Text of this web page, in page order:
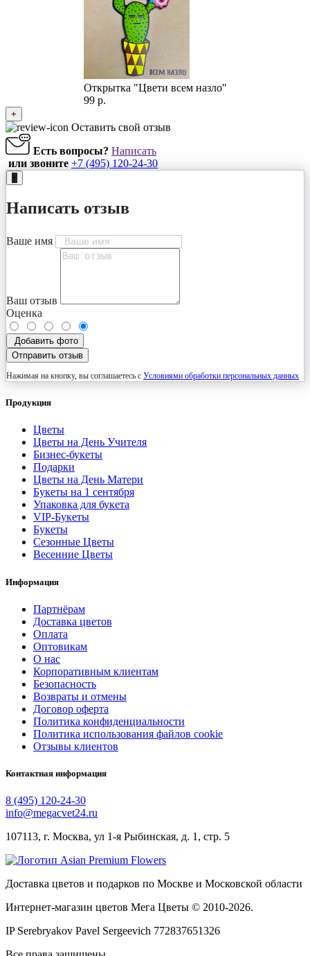
Открытка "Цвети всем назло"
99 р.
+
Оставить свой отзыв
Есть вопросы? Написать
или звоните +7 (495) 120-24-30
+
Написать отзыв
Ваше имя
Ваш отзыв
Оценка
Добавить фото
Отправить отзыв
Нажимая на кнопку, вы соглашаетесь с Условиями обработки персональных данных
Продукция
Цветы
Цветы на День Учителя
Бизнес-букеты
Подарки
Цветы на День Матери
Букеты на 1 сентября
Упаковка для букета
VIP-Букеты
Букеты
Сезонные Цветы
Весенние Цветы
Информация
Партнёрам
Доставка цветов
Оплата
Оптовикам
О нас
Корпоративным клиентам
Безопасность
Возвраты и отмены
Договор оферта
Политика конфиденциальности
Политика использования файлов cookie
Отзывы клиентов
Контактная информация
8 (495) 120-24-30
info@megacvet24.ru
107113, г. Москва, ул 1-я Рыбинская, д. 1, стр. 5
Доставка цветов и подарков по Москве и Московской области
Интернет-магазин цветов Мега Цветы © 2010-2026.
IP Serebryakov Pavel Sergeevich 772837651326